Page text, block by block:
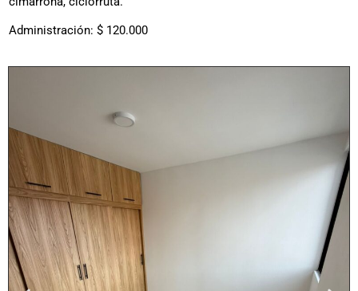
Administración: $ 120.000